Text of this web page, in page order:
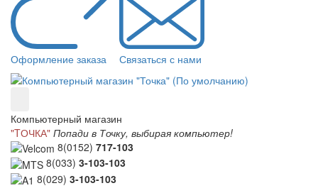
Оформление заказа Связаться с нами
Компьютерный магазин
"TОЧКА" Попади в Точку, выбирая компьютер!
8(0152) 717-103
8(033) 3-103-103
8(029) 3-103-103